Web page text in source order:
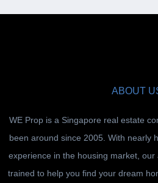
ABOUT
WE Prop is a Singapore real estate
been around since 2005. With nearly
experience in the housing market, our
trained to help you find your dream